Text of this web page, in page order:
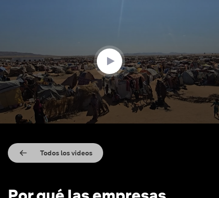
seconds
Todos los videos